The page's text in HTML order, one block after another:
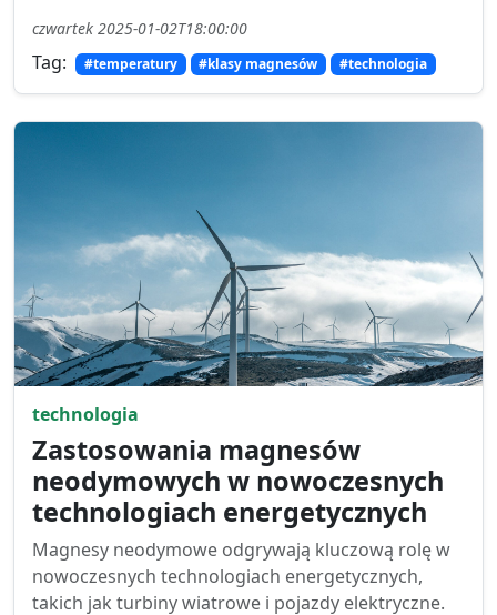
czwartek 2025-01-02T18:00:00
Tag: #temperatury #klasy magnesów #technologia
technologia
Zastosowania magnesów
neodymowych w nowoczesnych
technologiach energetycznych
Magnesy neodymowe odgrywają kluczową rolę w
nowoczesnych technologiach energetycznych,
takich jak turbiny wiatrowe i pojazdy elektryczne.